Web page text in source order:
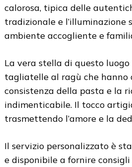
calorosa, tipica delle
tradizionale e l’illuminazione
ambiente accogliente e
La vera stella di questo
tagliatelle al ragù che hanno
consistenza della pasta e la
indimenticabile. Il tocco
trasmettendo l’amore e la
Il servizio personalizzato è
e disponibile a fornire